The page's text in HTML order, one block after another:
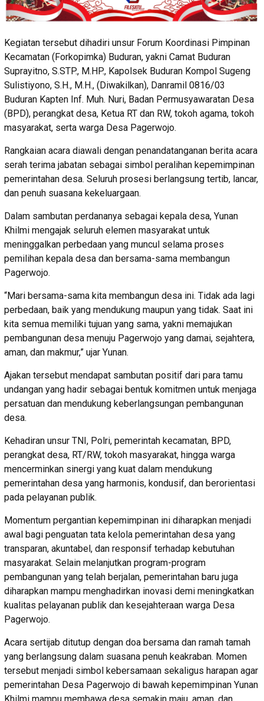
Kegiatan tersebut dihadiri unsur Forum Koordinasi Pimpinan
Kecamatan (Forkopimka) Buduran, yakni Camat Buduran
Suprayitno, S.STP., M.HP., Kapolsek Buduran Kompol Sugeng
Sulistiyono, S.H., M.H., (Diwakilkan), Danramil 0816/03
Buduran Kapten Inf. Muh. Nuri, Badan Permusyawaratan Desa
(BPD), perangkat desa, Ketua RT dan RW, tokoh agama, tokoh
masyarakat, serta warga Desa Pagerwojo.
Rangkaian acara diawali dengan penandatanganan berita acara
serah terima jabatan sebagai simbol peralihan kepemimpinan
pemerintahan desa. Seluruh prosesi berlangsung tertib, lancar,
dan penuh suasana kekeluargaan.
Dalam sambutan perdananya sebagai kepala desa, Yunan
Khilmi mengajak seluruh elemen masyarakat untuk
meninggalkan perbedaan yang muncul selama proses
pemilihan kepala desa dan bersama-sama membangun
Pagerwojo.
“Mari bersama-sama kita membangun desa ini. Tidak ada lagi
perbedaan, baik yang mendukung maupun yang tidak. Saat ini
kita semua memiliki tujuan yang sama, yakni memajukan
pembangunan desa menuju Pagerwojo yang damai, sejahtera,
aman, dan makmur,” ujar Yunan.
Ajakan tersebut mendapat sambutan positif dari para tamu
undangan yang hadir sebagai bentuk komitmen untuk menjaga
persatuan dan mendukung keberlangsungan pembangunan
desa.
Kehadiran unsur TNI, Polri, pemerintah kecamatan, BPD,
perangkat desa, RT/RW, tokoh masyarakat, hingga warga
mencerminkan sinergi yang kuat dalam mendukung
pemerintahan desa yang harmonis, kondusif, dan berorientasi
pada pelayanan publik.
Momentum pergantian kepemimpinan ini diharapkan menjadi
awal bagi penguatan tata kelola pemerintahan desa yang
transparan, akuntabel, dan responsif terhadap kebutuhan
masyarakat. Selain melanjutkan program-program
pembangunan yang telah berjalan, pemerintahan baru juga
diharapkan mampu menghadirkan inovasi demi meningkatkan
kualitas pelayanan publik dan kesejahteraan warga Desa
Pagerwojo.
Acara sertijab ditutup dengan doa bersama dan ramah tamah
yang berlangsung dalam suasana penuh keakraban. Momen
tersebut menjadi simbol kebersamaan sekaligus harapan agar
pemerintahan Desa Pagerwojo di bawah kepemimpinan Yunan